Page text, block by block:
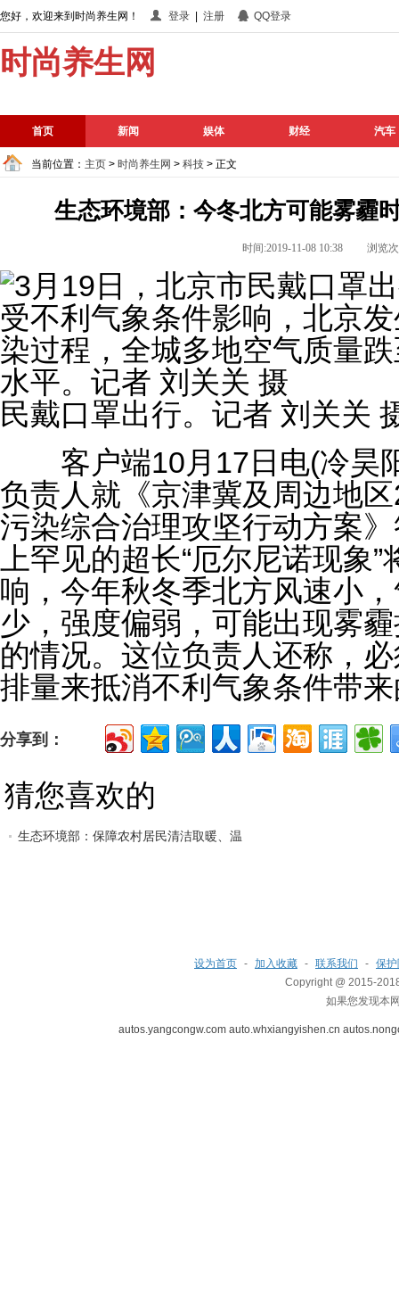
您好，欢迎来到时尚养生网！ 登录 注册 QQ登录
时尚养生网
首页 新闻 娱体 财经 汽车
当前位置： 主页 > 时尚养生网 > 科技 > 正文
生态环境部：今冬北方可能雾霾
时间:2019-11-08 10:38 浏览
民戴口罩出行。记者 刘关关
客户端10月17日电(冷昊
负责人就《京津冀及周边地
污染综合治理攻坚行动方案
上罕见的超长“厄尔尼诺现象
响，今年秋冬季北方风速小
少，强度偏弱，可能出现雾
的情况。这位负责人还称，
排量来抵消不利气象条件带
分享到：
猜您喜欢的
生态环境部：保障农村居民清洁取暖、温
设为首页 - 加入收藏 - 联系我们 - 保
Copyright @ 2015-
如果您发现本
autos.yangcongw.com auto.whxiangyishen.cn